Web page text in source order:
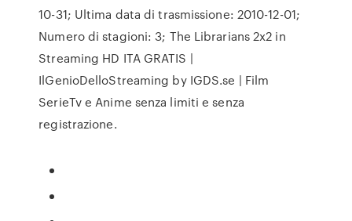
10-31; Ultima data di trasmissione: 2010-12-01;
Numero di stagioni: 3; The Librarians 2x2 in
Streaming HD ITA GRATIS |
IlGenioDelloStreaming by IGDS.se | Film
SerieTv e Anime senza limiti e senza
registrazione.